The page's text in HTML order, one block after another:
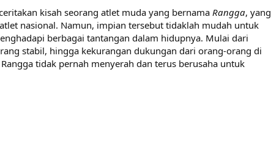
kisah seorang atlet muda yang bernama Rangga, yang
nasional. Namun, impian tersebut tidaklah mudah untuk
berbagai tantangan dalam hidupnya. Mulai dari
stabil, hingga kekurangan dukungan dari orang-orang di
tidak pernah menyerah dan terus berusaha untuk